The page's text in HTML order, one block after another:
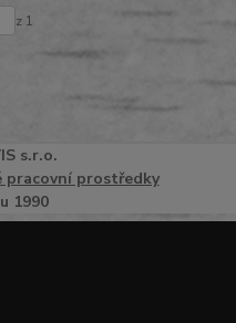
z 1
Ss.r.o.
pracovní prostředky
1990